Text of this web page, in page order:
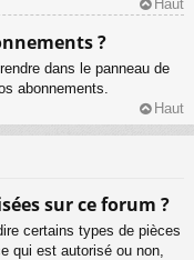
Haut
?
dans le panneau de
abonnements.
Haut
sur ce forum ?
certains types de pièces
qui est autorisé ou non,